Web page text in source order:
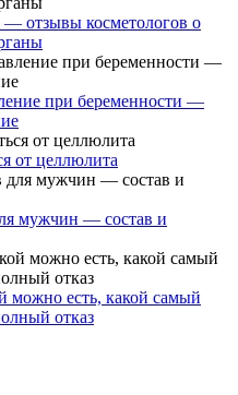
— отзывы косметологов о
при беременности —
от целлюлита
мужчин — состав и
можно есть, какой самый
отказ